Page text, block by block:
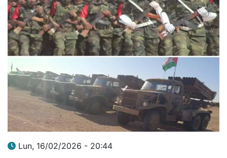
Lun, 16/02/2026 - 20:44